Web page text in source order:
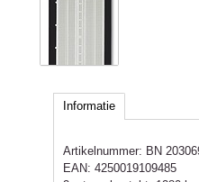
Informatie
Artikelnummer: BN
EAN: 4250019109485